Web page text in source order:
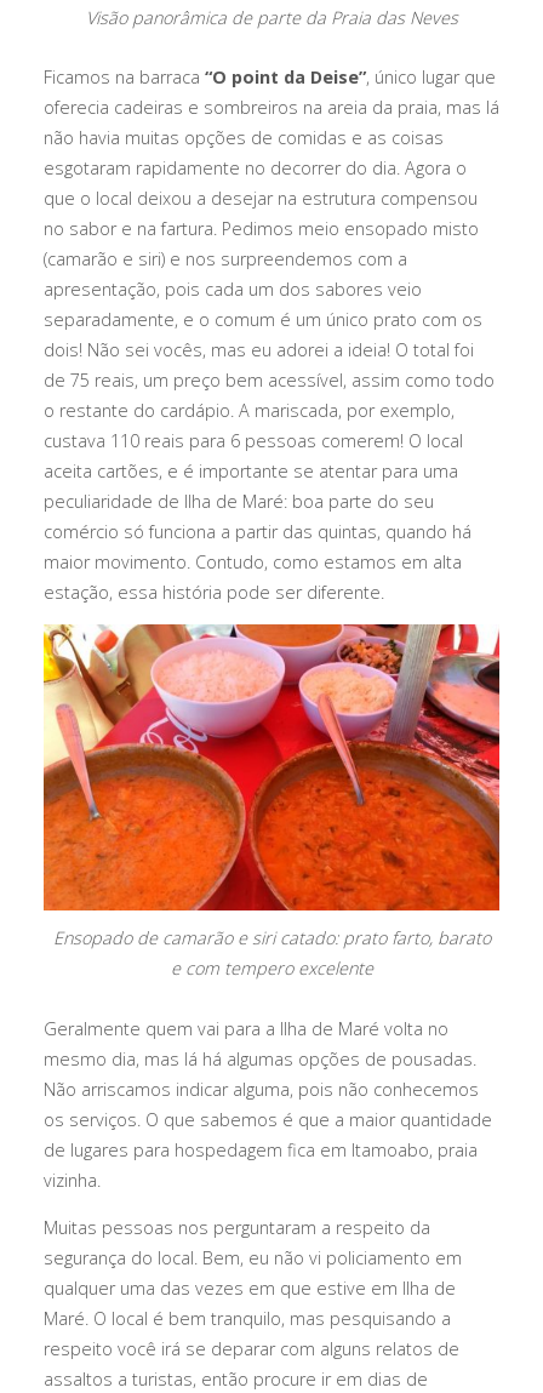
Visão panorâmica de parte da Praia das Neves
Ficamos na barraca “O point da Deise”, único lugar que
oferecia cadeiras e sombreiros na areia da praia, mas lá
não havia muitas opções de comidas e as coisas
esgotaram rapidamente no decorrer do dia. Agora o
que o local deixou a desejar na estrutura compensou
no sabor e na fartura. Pedimos meio ensopado misto
(camarão e siri) e nos surpreendemos com a
apresentação, pois cada um dos sabores veio
separadamente, e o comum é um único prato com os
dois! Não sei vocês, mas eu adorei a ideia! O total foi
de 75 reais, um preço bem acessível, assim como todo
o restante do cardápio. A mariscada, por exemplo,
custava 110 reais para 6 pessoas comerem! O local
aceita cartões, e é importante se atentar para uma
peculiaridade de Ilha de Maré: boa parte do seu
comércio só funciona a partir das quintas, quando há
maior movimento. Contudo, como estamos em alta
estação, essa história pode ser diferente.
Ensopado de camarão e siri catado: prato farto, barato
e com tempero excelente
Geralmente quem vai para a Ilha de Maré volta no
mesmo dia, mas lá há algumas opções de pousadas.
Não arriscamos indicar alguma, pois não conhecemos
os serviços. O que sabemos é que a maior quantidade
de lugares para hospedagem fica em Itamoabo, praia
vizinha.
Muitas pessoas nos perguntaram a respeito da
segurança do local. Bem, eu não vi policiamento em
qualquer uma das vezes em que estive em Ilha de
Maré. O local é bem tranquilo, mas pesquisando a
respeito você irá se deparar com alguns relatos de
assaltos a turistas, então procure ir em dias de